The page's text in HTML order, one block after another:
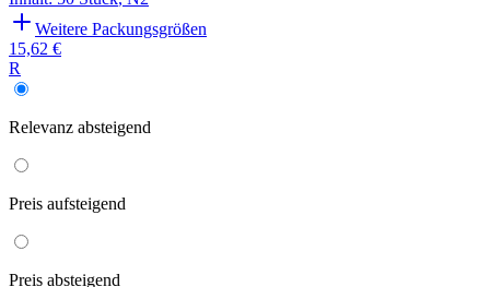
Weitere Packungsgrößen
15,62 €
R
Relevanz absteigend
Preis aufsteigend
Preis absteigend